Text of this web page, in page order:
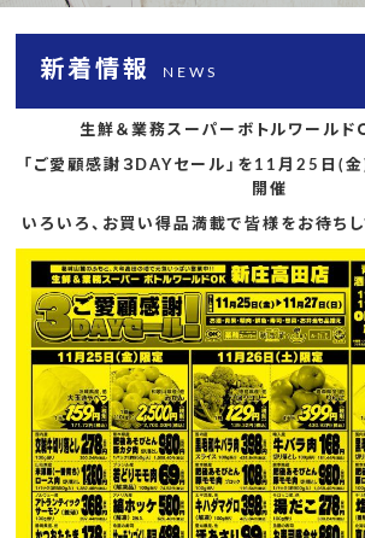
新着情報 NEWS
生鮮＆業務スーパーボトルワールド
「ご愛顧感謝３DAYセール」を11月25日
開催
いろいろ、お買い得品満載で皆様をお待ち